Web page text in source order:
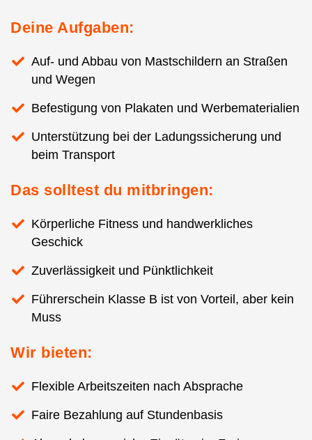
Deine Aufgaben:
Auf- und Abbau von Mastschildern an Straßen
und Wegen
Befestigung von Plakaten und Werbematerialien
Unterstützung bei der Ladungssicherung und
beim Transport
Das solltest du mitbringen:
Körperliche Fitness und handwerkliches
Geschick
Zuverlässigkeit und Pünktlichkeit
Führerschein Klasse B ist von Vorteil, aber kein
Muss
Wir bieten:
Flexible Arbeitszeiten nach Absprache
Faire Bezahlung auf Stundenbasis